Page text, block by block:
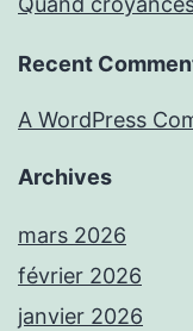
Recent
A WordPress
Archives
mars 2026
février 2026
janvier 2026